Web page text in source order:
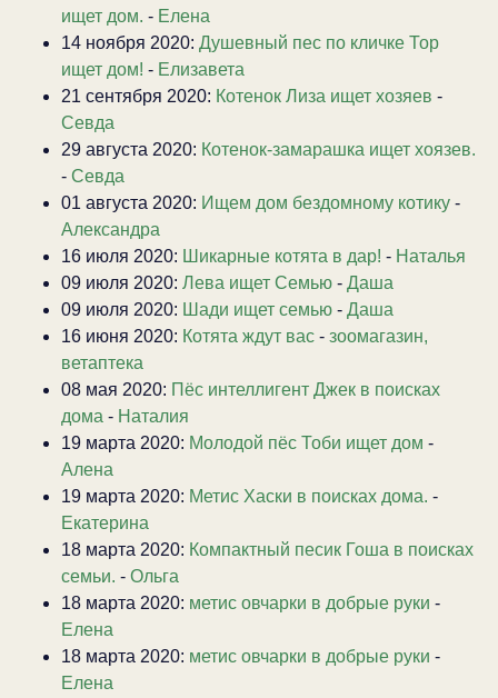
ищет дом. - Елена
14 ноября 2020: Душевный пес по кличке Тор
ищет дом! - Елизавета
21 сентября 2020: Котенок Лиза ищет хозяев -
Севда
29 августа 2020: Котенок-замарашка ищет хоязев.
- Севда
01 августа 2020: Ищем дом бездомному котику -
Александра
16 июля 2020: Шикарные котята в дар! - Наталья
09 июля 2020: Лева ищет Семью - Даша
09 июля 2020: Шади ищет семью - Даша
16 июня 2020: Котята ждут вас - зоомагазин,
ветаптека
08 мая 2020: Пёс интеллигент Джек в поисках
дома - Наталия
19 марта 2020: Молодой пёс Тоби ищет дом -
Алена
19 марта 2020: Метис Хаски в поисках дома. -
Екатерина
18 марта 2020: Компактный песик Гоша в поисках
семьи. - Ольга
18 марта 2020: метис овчарки в добрые руки -
Елена
18 марта 2020: метис овчарки в добрые руки -
Елена